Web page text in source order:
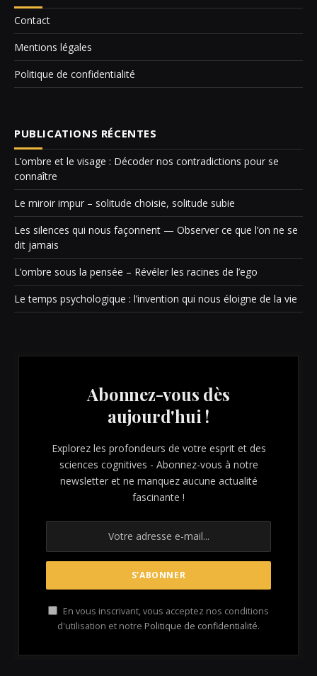
Contact
Mentions légales
Politique de confidentialité
PUBLICATIONS RÉCENTES
L’ombre et le visage : Décoder nos contradictions pour se
connaître
Le miroir impur – solitude choisie, solitude subie
Les silences qui nous façonnent — Observer ce que l’on ne se
dit jamais
L’ombre sous la pensée – Révéler les racines de l’ego
Le temps psychologique : l’invention qui nous éloigne de la vie
Abonnez-vous dès
aujourd'hui !
Explorez les profondeurs de votre esprit et des
sciences cognitives - Abonnez-vous à notre
newsletter et ne manquez aucune actualité
fascinante !
En vous inscrivant, vous acceptez nos conditions
d'utilisation et notre Politique de confidentialité.